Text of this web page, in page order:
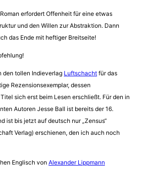
erfordert Offenheit für eine etwas
und den Willen zur Abstraktion. Dann
das Ende mit heftiger Breitseite!
den tollen Indieverlag Luftschacht für das
Rezensionsexemplar, dessen
sich erst beim Lesen erschließt. Für den in
Autoren Jesse Ball ist bereits der 16.
ist bis jetzt auf deutsch nur „Zensus“
Verlag) erschienen, den ich auch noch
Englisch von Alexander Lippmann